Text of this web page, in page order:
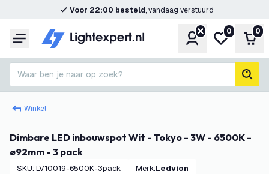
Voor 22:00 besteld, vandaag verstuurd
Menu Account
Mijn
0 0
Waar ben je naar op zoek?
Winkel
Dimbare LED inbouwspot Wit - Tokyo - 3W - 6500K -
ø92mm - 3 pack
SKU: LV10019-6500K-3pack Merk: Ledvion